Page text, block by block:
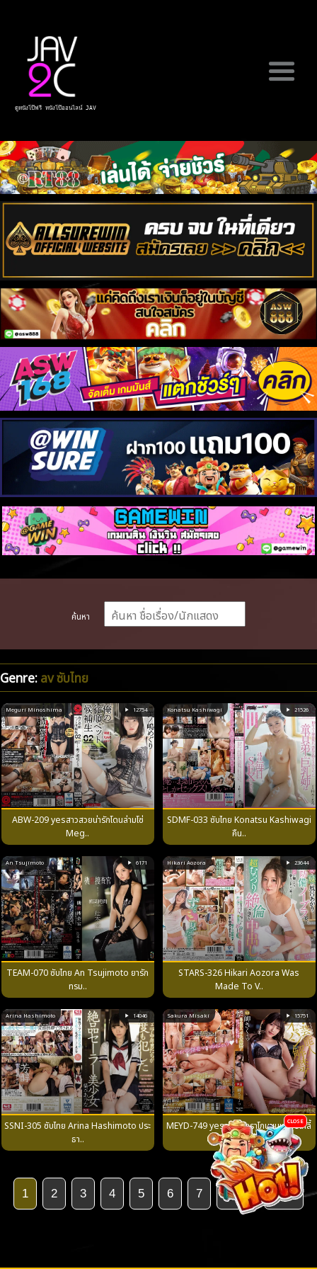
ดูหนังโป๊ฟรี หนังโป๊ออนไลน์ JAV
ค้นหา
Genre: av ซับไทย
Meguri Minoshima 12754
ABW-209 yesสาวสวยน่ารักโดนล่ามโซ่
Meg..
Konatsu Kashiwagi 21526
SDMF-033 ซับไทย Konatsu Kashiwagi
คืน..
An Tsujimoto 6171
TEAM-070 ซับไทย An Tsujimoto ยารัก
ทรม..
Hikari Aozora 23644
STARS-326 Hikari Aozora Was
Made To V..
Arina Hashimoto 14046
SSNI-305 ซับไทย Arina Hashimoto ประ
ธา..
Sakura Misaki 15751
MEYD-749 yesอดีตดาราโกนขนหมอยเกลี้
ยงเ..
1 2 3 4 5 6 7 Next Last
CLOSE